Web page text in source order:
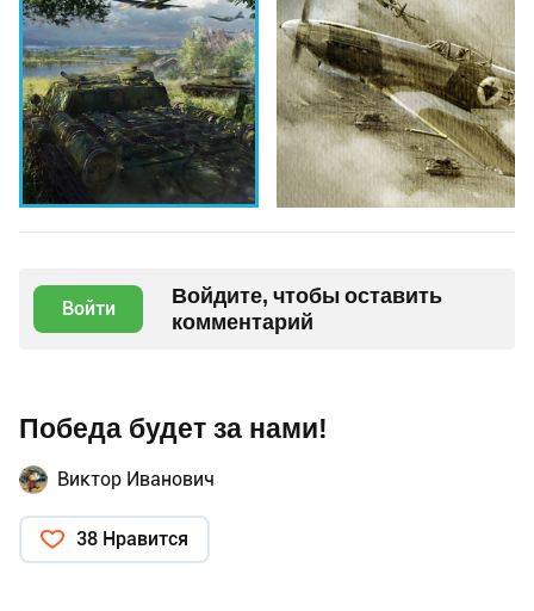
Войти
Войдите, чтобы оставить
комментарий
Победа будет за нами!
Виктор Иванович
38 Нравится